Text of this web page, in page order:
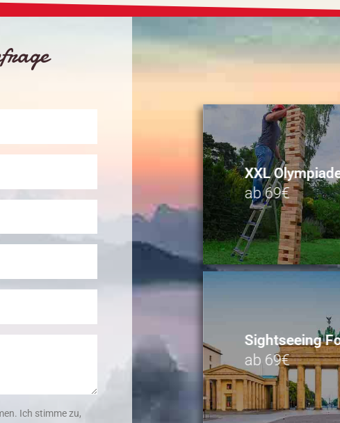
Ich stimme zu,
XXL
ab 69€
Sightseeing
ab 69€